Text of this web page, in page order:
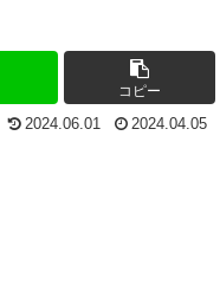
コピー
2024.06.01 2024.04.05